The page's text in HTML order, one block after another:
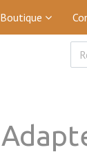
Boutique